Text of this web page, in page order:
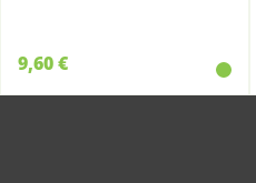
9,60 €